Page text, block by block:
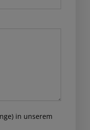
in unserem